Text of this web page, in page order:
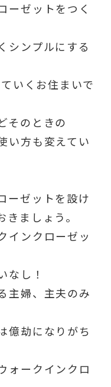
ーゼットをつく
シンプルにする
いくお住まいで
そのときの
い方も変えてい
ーゼットを設け
ましょう。
インクローゼッ
なし！
主婦、主夫のみ
億劫になりがち
ォークインクロ